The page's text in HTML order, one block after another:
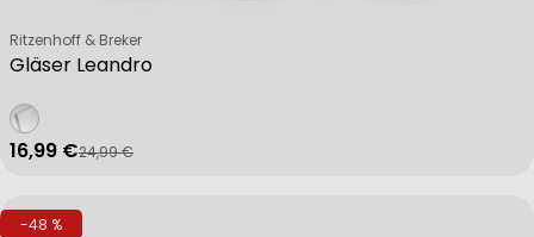
Gläser Leandro
Verkäufer:
Ritzenhoff & Breker
Verkaufspreis
16,99 €
Regulärer Preis
24,99 €
-48 %